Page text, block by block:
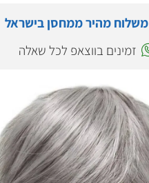
משלוח מהיר ממחסן בישראל
זמינים בווצאפ לכל שאלה